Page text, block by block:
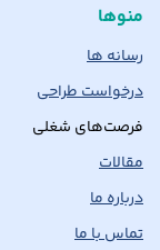
منوها
رسانه ها
درخواست طراحی
فرصت‌های شغلی
مقالات
درباره ما
تماس با ما